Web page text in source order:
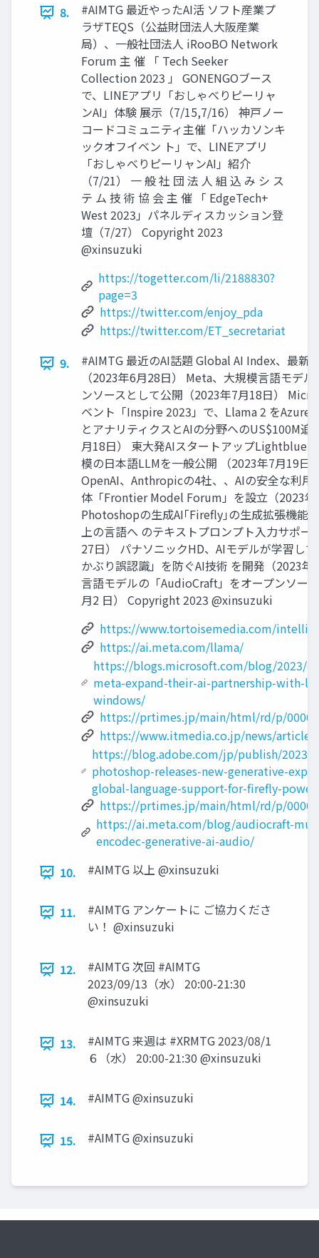
8.
#AIMTG 最近やったAI活 ソフト産業プ
ラザTEQS（公益財団法人大阪産業
局）、一般社団法人 iRooBO Network
Forum 主 催 「 Tech Seeker
Collection 2023 」 GONENGOブース
で、LINEアプリ「おしゃべりピーリャ
ンAI」体験 展示（7/15,7/16） 神戸ノー
コードコミュニティ主催「ハッカソンキ
ックオフイベン ト」で、LINEアプリ
「おしゃべりピーリャンAI」紹介
（7/21） 一 般 社 団 法 人 組 込 み シ ス
テ ム 技 術 協 会 主 催 「 EdgeTech+
West 2023」パネルディスカッション登
壇（7/27） Copyright 2023
@xinsuzuki
https://togetter.com/li/2188830?
page=3
https://twitter.com/enjoy_pda
https://twitter.com/ET_secretariat
9.
#AIMTG 最近のAI話題 Global AI Index、最新
（2023年6月28日） Meta、大規模言語モデ
ンソースとして公開（2023年7月18日）
ベント「Inspire 2023」で、Llama 2 をAzure
とアナリティクスとAIの分野へのUS$100M
月18日） 東大発AIスタートアップLightblue
模の日本語LLMを一般公開 （2023年7月19
OpenAI、Anthropicの4社、、AIの安全な利用
体「Frontier Model Forum」を設立（2023
Photoshopの生成AI｢Firefly｣の生成拡張機能
上の言語へ のテキストプロンプト入力サポー
27日） パナソニックHD、AIモデルが学習し
かぶり誤認識」を防ぐAI技術 を開発（2023
言語モデルの「AudioCraft」をオープンソー
月2 日） Copyright 2023 @xinsuzuki
https://www.tortoisemedia.com/
https://ai.meta.com/llama/
https://blogs.microsoft.com/blog/2023/
meta-expand-their-ai-partnership-with-
windows/
https://prtimes.jp/main/html/rd/p/
https://www.itmedia.co.jp/news/
https://blog.adobe.com/jp/publish/2023/
photoshop-releases-new-generative-
global-language-support-for-firefly-
https://prtimes.jp/main/html/rd/p/
https://ai.meta.com/blog/audiocraft-
encodec-generative-ai-audio/
10.
#AIMTG 以上 @xinsuzuki
11.
#AIMTG アンケートに ご協力くださ
い！ @xinsuzuki
12.
#AIMTG 次回 #AIMTG
2023/09/13（水） 20:00-21:30
@xinsuzuki
13.
#AIMTG 来週は #XRMTG 2023/08/1
６（水） 20:00-21:30 @xinsuzuki
14. #AIMTG @xinsuzuki
15. #AIMTG @xinsuzuki